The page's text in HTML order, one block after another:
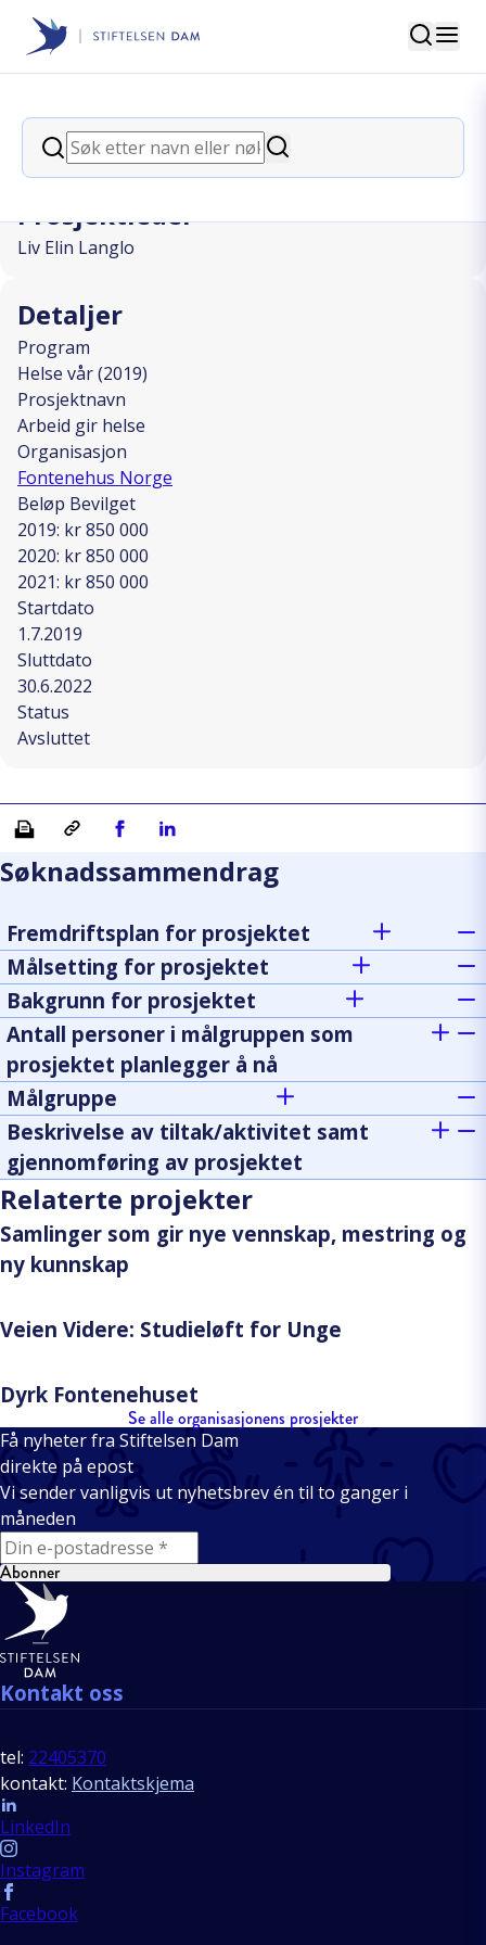
Stiftelsen Dam
Søk
Søk
Søk
back
Arbeid gir helse
Prosjektleder
Liv Elin Langlo
Detaljer
Program
Helse vår (2019)
Prosjektnavn
Arbeid gir helse
Organisasjon
Fontenehus Norge
Beløp Bevilget
2019: kr 850 000
2020: kr 850 000
2021: kr 850 000
Startdato
1.7.2019
Sluttdato
30.6.2022
Status
Avsluttet
Skriv ut Kopiera länkDel på Facebook
Del på Linkedin
Søknadssammendrag
Fremdriftsplan for prosjektet
Målsetting for prosjektet
Bakgrunn for prosjektet
Antall personer i målgruppen som
prosjektet planlegger å nå
Målgruppe
Beskrivelse av tiltak/aktivitet samt
gjennomføring av prosjektet
Relaterte projekter
Samlinger som gir nye vennskap, mestring og
ny kunnskap
Veien Videre: Studieløft for Unge
Dyrk Fontenehuset
Se alle organisasjonens prosjekter
Få nyheter fra Stiftelsen Dam
direkte på epost
Vi sender vanligvis ut nyhetsbrev én til to ganger i
måneden
E-mail
Abonner
Bunntekst
Kontakt oss
tel: 22405370
kontakt: Kontaktskjema
Follow us
LinkedIn
Instagram
Facebook